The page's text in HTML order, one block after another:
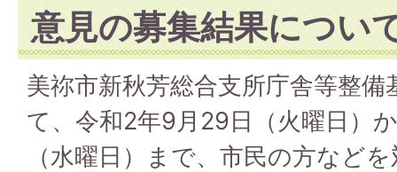
意見の募集結果につい
美祢市新秋芳総合支所庁舎等整
て、令和2年9月29日（火曜日）
（水曜日）まで、市民の方など